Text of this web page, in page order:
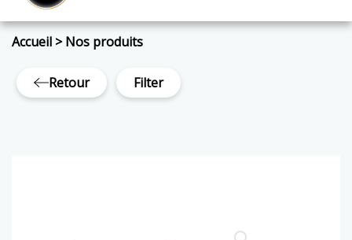
Accueil >Nos produits
Retour Filter